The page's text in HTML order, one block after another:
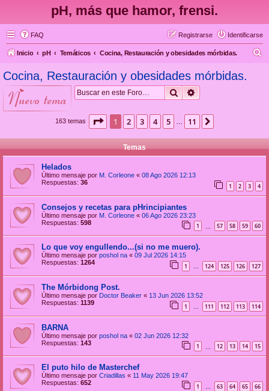
pH, más que hamor, frensi.
FAQ Identificarse
Registrarse
Inicio pH Temáticos Cocina, Restauración y obesidades mórbidas.
Cocina, Restauración y obesidades mórbidas.
nuevo tema Buscar
163 temas Página de 11
1 2 3 4 5 11
Temas
Helados
Último mensaje por M. Corleone « 08 Ago 2026 12:13
Respuestas: 36 1 2 3 4
Consejos y recetas para pHrincipiantes
Último mensaje por M. Corleone « 06 Ago 2026 23:23
Respuestas: 598 1 57 58 59 60
Lo que voy engullendo...(si no me muero).
Último mensaje por poshol na « 09 Jul 2026 14:15
Respuestas: 1264 1 … 124 125 126 127
The Mórbidong Post.
Último mensaje por Doctor Beaker « 13 Jun 2026 13:52
Respuestas: 1139 1 … 111 112 113 114
BARNA
Último mensaje por poshol na « 02 Jun 2026 12:32
Respuestas: 143 1 12 13 14 15
El puto hilo de Masterchef
Último mensaje por Criadillas « 11 May 2026 19:47
Respuestas: 652 1 … 63 64 65 66